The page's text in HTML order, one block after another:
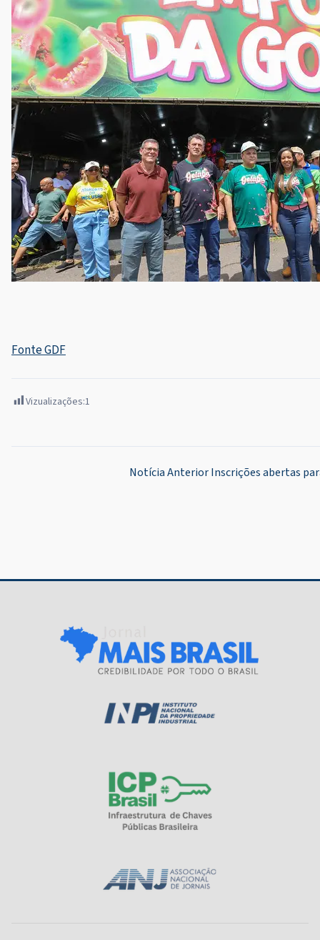
Fonte GDF
Vizualizações:1
Notícia Anterior Inscrições abertas